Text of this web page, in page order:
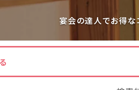
宮城県(8) 福島
岐阜県(5) 三重県(9)
宴会の達人でお得な